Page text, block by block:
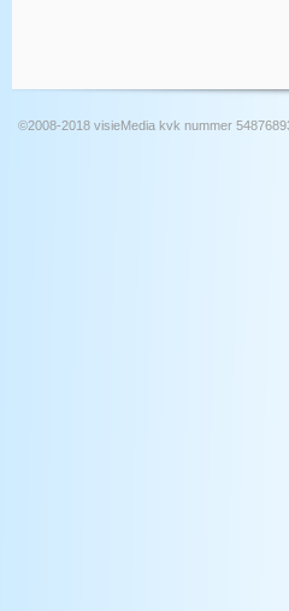
©2008-2018 visieMedia kvk nummer